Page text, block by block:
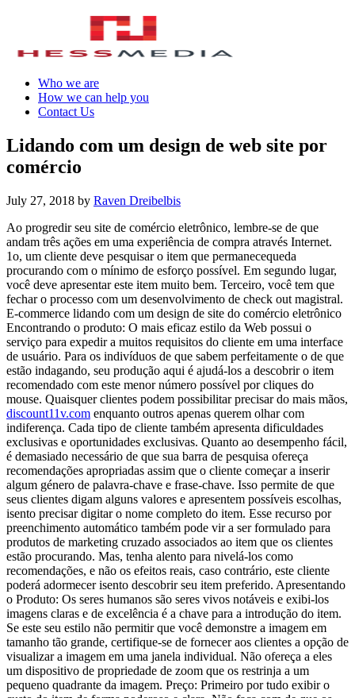
Who we are
How we can help you
Contact Us
Lidando com um design de web site por
comércio
July 27, 2018 by Raven Dreibelbis
Ao progredir seu site de comércio eletrônico, lembre-se de que
andam três ações em uma experiência de compra através Internet.
1o, um cliente deve pesquisar o item que permanecequeda
procurando com o mínimo de esforço possível. Em segundo lugar,
você deve apresentar este item muito bem. Terceiro, você tem que
fechar o processo com um desenvolvimento de check out magistral.
E-commerce lidando com um design de site do comércio eletrônico
Encontrando o produto: O mais eficaz estilo da Web possui o
serviço para expedir a muitos requisitos do cliente em uma interface
de usuário. Para os indivíduos de que sabem perfeitamente o de que
estão indagando, seu produção aqui é ajudá-los a descobrir o item
recomendado com este menor número possível por cliques do
mouse. Quaisquer clientes podem possibilitar precisar do mais mãos,
discount11v.com enquanto outros apenas querem olhar com
indiferença. Cada tipo de cliente também apresenta dificuldades
exclusivas e oportunidades exclusivas. Quanto ao desempenho fácil,
é demasiado necessário de que sua barra de pesquisa ofereça
recomendações apropriadas assim que o cliente começar a inserir
algum género de palavra-chave e frase-chave. Isso permite de que
seus clientes digam alguns valores e apresentem possíveis escolhas,
isento precisar digitar o nome completo do item. Esse recurso por
preenchimento automático também pode vir a ser formulado para
produtos de marketing cruzado associados ao item que os clientes
estão procurando. Mas, tenha alento para nivelá-los como
recomendações, e não os efeitos reais, caso contrário, este cliente
poderá adormecer isento descobrir seu item preferido. Apresentando
o Produto: Os seres humanos são seres vivos notáveis e exibi-los
imagens claras e de excelência é a chave para a introdução do item.
Se este seu estilo não permitir que você demonstre a imagem em
tamanho tão grande, certifique-se de fornecer aos clientes a opção de
visualizar a imagem em uma janela individual. Não ofereça a eles
um dispositivo de propriedade de zoom que os restrinja a um
pequeno quadrante da imagem. Preço: Primeiro por tudo exibir o